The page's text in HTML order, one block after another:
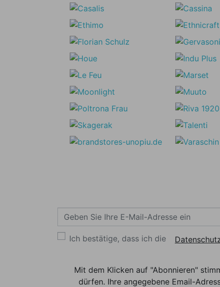
Ich bestätige, dass ich die
Mit dem Klicken auf "Abonnieren"
dürfen. Ihre angegebene Email-